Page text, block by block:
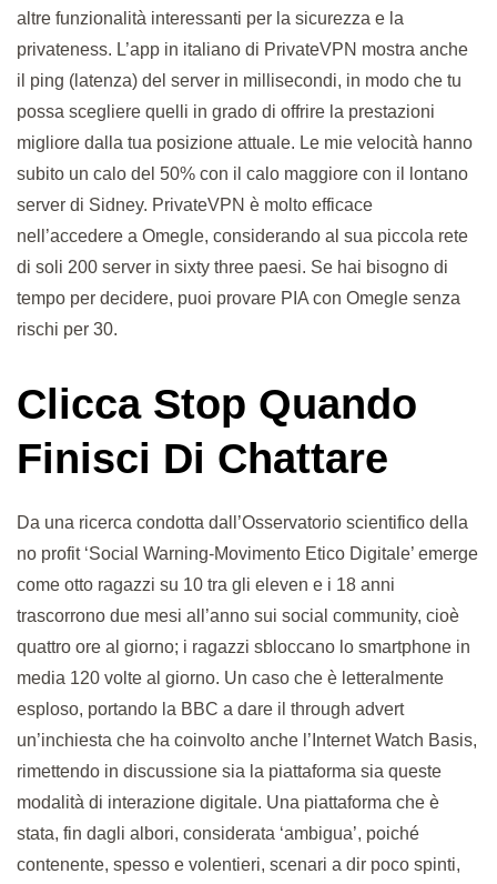
altre funzionalità interessanti per la sicurezza e la
privateness. L’app in italiano di PrivateVPN mostra anche
il ping (latenza) del server in millisecondi, in modo che tu
possa scegliere quelli in grado di offrire la prestazioni
migliore dalla tua posizione attuale. Le mie velocità hanno
subito un calo del 50% con il calo maggiore con il lontano
server di Sidney. PrivateVPN è molto efficace
nell’accedere a Omegle, considerando al sua piccola rete
di soli 200 server in sixty three paesi. Se hai bisogno di
tempo per decidere, puoi provare PIA con Omegle senza
rischi per 30.
Clicca Stop Quando
Finisci Di Chattare
Da una ricerca condotta dall’Osservatorio scientifico della
no profit ‘Social Warning-Movimento Etico Digitale’ emerge
come otto ragazzi su 10 tra gli eleven e i 18 anni
trascorrono due mesi all’anno sui social community, cioè
quattro ore al giorno; i ragazzi sbloccano lo smartphone in
media 120 volte al giorno. Un caso che è letteralmente
esploso, portando la BBC a dare il through advert
un’inchiesta che ha coinvolto anche l’Internet Watch Basis,
rimettendo in discussione sia la piattaforma sia queste
modalità di interazione digitale. Una piattaforma che è
stata, fin dagli albori, considerata ‘ambigua’, poiché
contenente, spesso e volentieri, scenari a dir poco spinti,